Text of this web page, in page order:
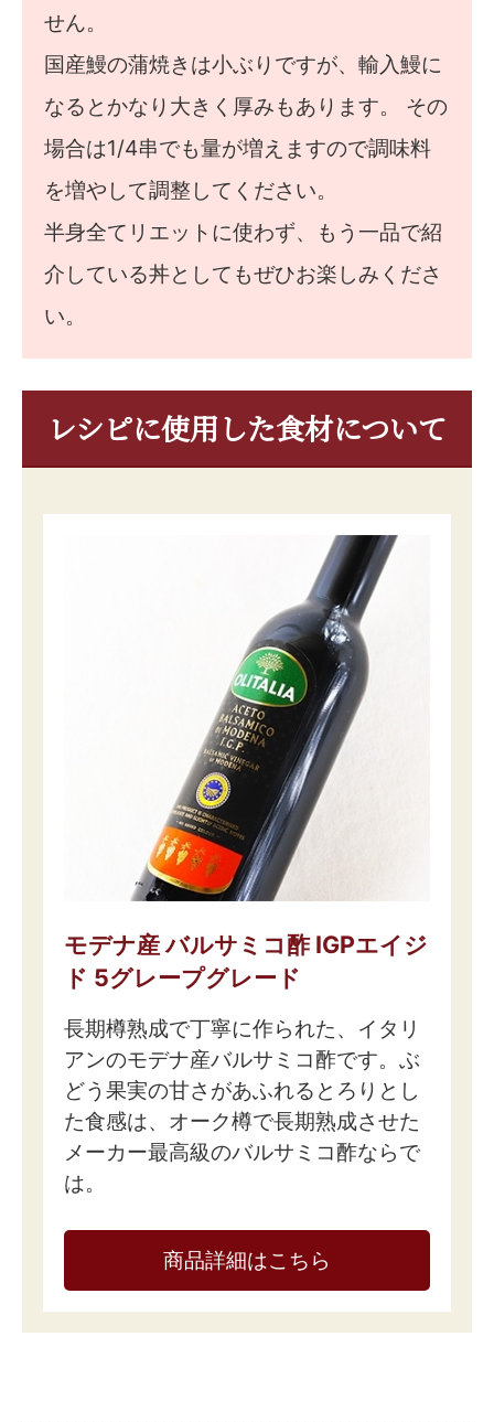
せん。
国産鰻の蒲焼きは小ぶりですが、輸入鰻に
なるとかなり大きく厚みもあります。 その
場合は1/4串でも量が増えますので調味料
を増やして調整してください。
半身全てリエットに使わず、もう一品で紹
介している丼としてもぜひお楽しみくださ
い。
レシピに使用した食材について
モデナ産 バルサミコ酢 IGPエイジ
ド 5グレープグレード
長期樽熟成で丁寧に作られた、イタリ
アンのモデナ産バルサミコ酢です。ぶ
どう果実の甘さがあふれるとろりとし
た食感は、オーク樽で長期熟成させた
メーカー最高級のバルサミコ酢ならで
は。
商品詳細はこちら